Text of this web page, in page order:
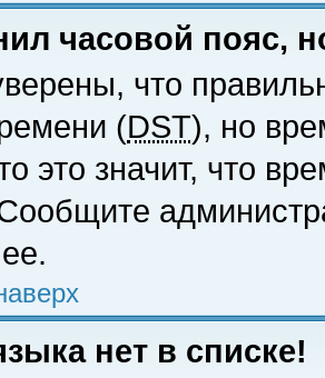
часовой пояс,
что
(DST), но
это значит, что
нет в списке!